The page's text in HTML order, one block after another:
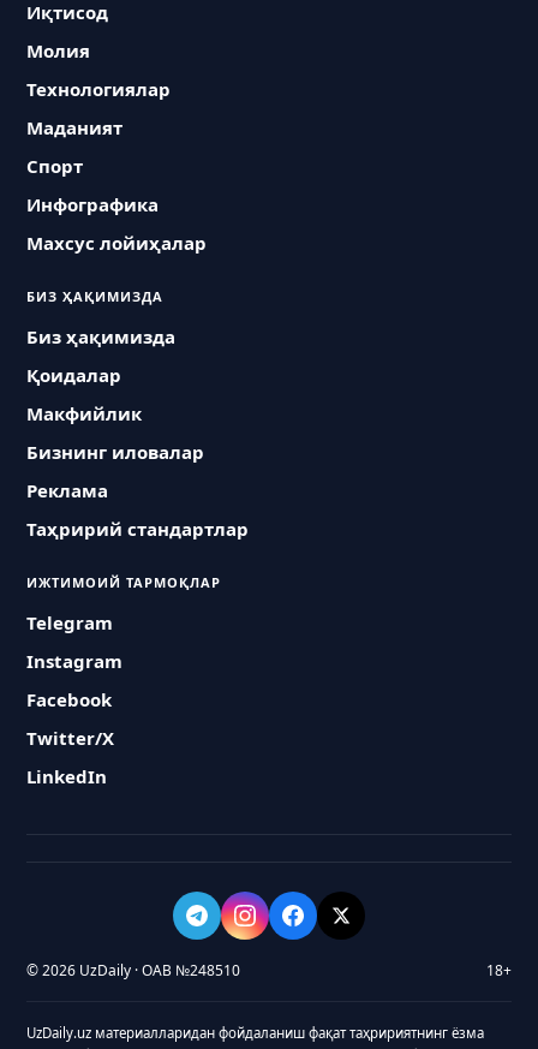
Иқтисод
Молия
Технологиялар
Маданият
Спорт
Инфографика
Махсус лойиҳалар
БИЗ ҲАҚИМИЗДА
Биз ҳақимизда
Қоидалар
Макфийлик
Бизнинг иловалар
Реклама
Таҳририй стандартлар
ИЖТИМОИЙ ТАРМОҚЛАР
Telegram
Instagram
Facebook
Twitter/X
LinkedIn
© 2026 UzDaily · ОАВ №248510 18+
UzDaily.uz материалларидан фойдаланиш фақат таҳририятнинг ёзма